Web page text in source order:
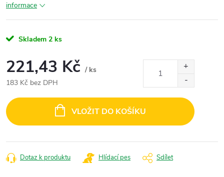
informace
Skladem 2 ks
221,43 Kč / ks
183 Kč bez DPH
cena:
VLOŽIT DO KOŠÍKU
Dotaz k produktu Hlídací pes Sdílet